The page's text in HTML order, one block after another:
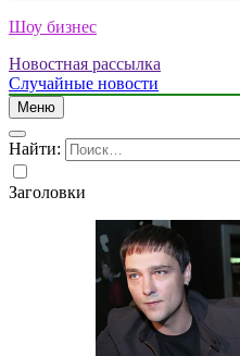
Шоу бизнес
Новостная рассылка
Случайные новости
Меню
Найти:
Заголовки